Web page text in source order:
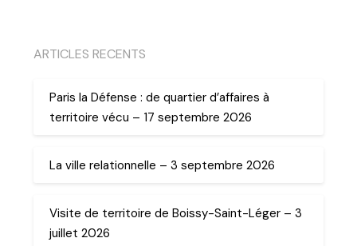
ARTICLES RECENTS
Paris la Défense : de quartier d’affaires à
territoire vécu – 17 septembre 2026
La ville relationnelle – 3 septembre 2026
Visite de territoire de Boissy-Saint-Léger – 3
juillet 2026